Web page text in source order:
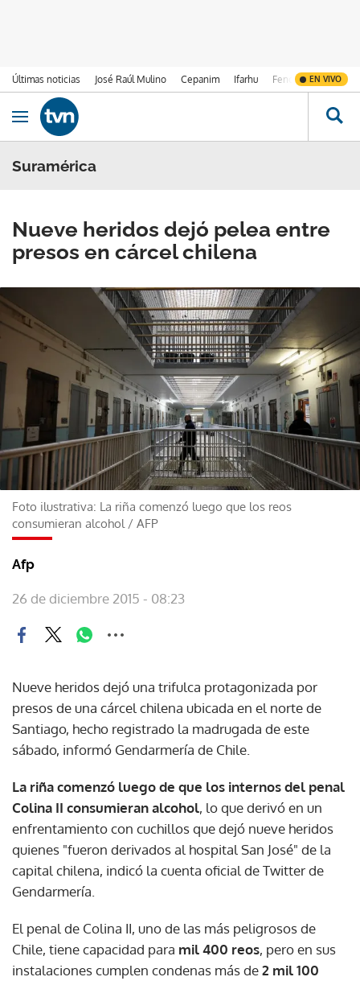
Últimas noticias José Raúl Mulino Cepanim Ifarhu Fenómeno de El
EN VIVO
Ir al contenido
Obrir navegació
Suramérica
Nueve heridos dejó pelea entre
presos en cárcel chilena
Foto ilustrativa: La riña comenzó luego que los reos
consumieran alcohol / AFP
Afp
26 de diciembre 2015 - 08:23
Nueve heridos dejó una trifulca protagonizada por
presos de una cárcel chilena ubicada en el norte de
Santiago, hecho registrado la madrugada de este
sábado, informó Gendarmería de Chile.
La riña comenzó luego de que los internos del penal
Colina II consumieran alcohol, lo que derivó en un
enfrentamiento con cuchillos que dejó nueve heridos
quienes "fueron derivados al hospital San José" de la
capital chilena, indicó la cuenta oficial de Twitter de
Gendarmería.
El penal de Colina II, uno de las más peligrosos de
Chile, tiene capacidad para mil 400 reos, pero en sus
instalaciones cumplen condenas más de2 mil 100